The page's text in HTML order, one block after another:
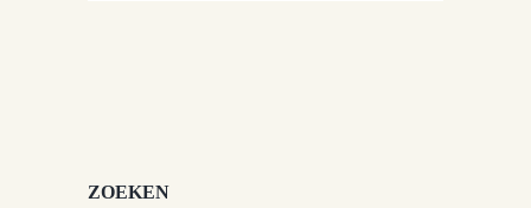
ZOEKEN